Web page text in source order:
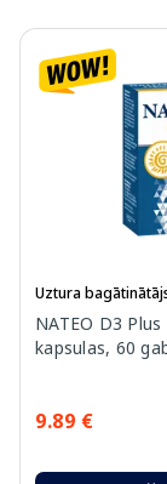
Uztura
NATEO D3
kapsulas, 60
9.89 €